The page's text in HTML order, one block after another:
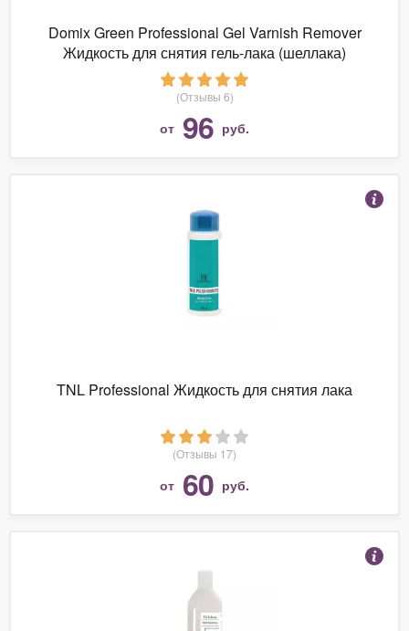
Domix Green Professional Gel Varnish Remover
Жидкость для снятия гель-лака (шеллака)
(Отзывы 6)
от 96 руб.
TNL Professional Жидкость для снятия лака
(Отзывы 17)
от 60 руб.